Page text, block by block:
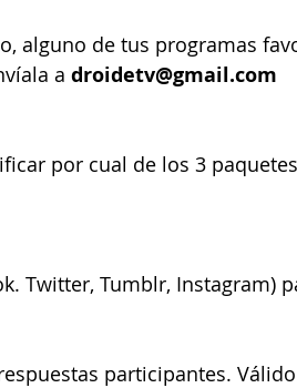
alguno de tus programas
a droidetv@gmail.com
por cual de los 3 paquetes
Twitter, Tumblr, Instagram)
participantes.